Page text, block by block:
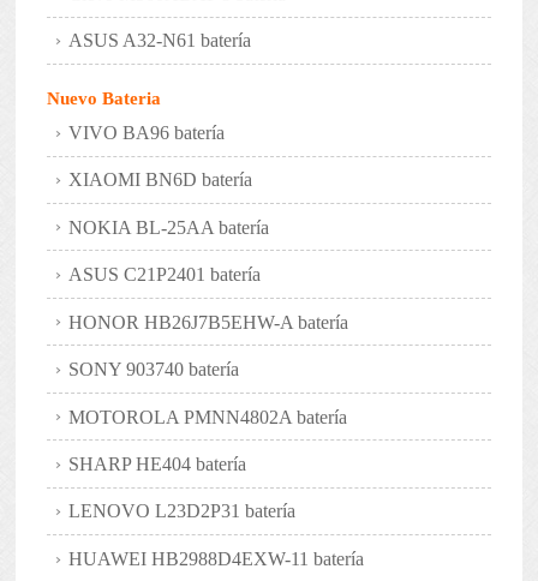
ASUS A32-N61 batería
Nuevo Bateria
VIVO BA96 batería
XIAOMI BN6D batería
NOKIA BL-25AA batería
ASUS C21P2401 batería
HONOR HB26J7B5EHW-A batería
SONY 903740 batería
MOTOROLA PMNN4802A batería
SHARP HE404 batería
LENOVO L23D2P31 batería
HUAWEI HB2988D4EXW-11 batería